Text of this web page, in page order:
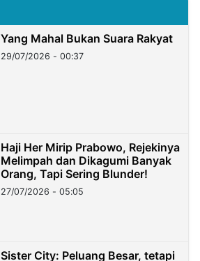
Yang Mahal Bukan Suara Rakyat
29/07/2026 - 00:37
Haji Her Mirip Prabowo, Rejekinya
Melimpah dan Dikagumi Banyak
Orang, Tapi Sering Blunder!
27/07/2026 - 05:05
Sister City: Peluang Besar, tetapi